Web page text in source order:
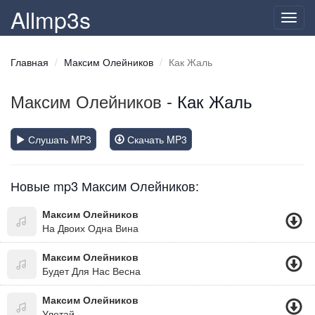
Allmp3s
Главная Максим Олейников Как Жаль
Максим Олейников - Как Жаль
Слушать MP3 Скачать MP3
Новые mp3 Максим Олейников:
Максим Олейников
На Двоих Одна Вина
Максим Олейников
Будет Для Нас Весна
Максим Олейников